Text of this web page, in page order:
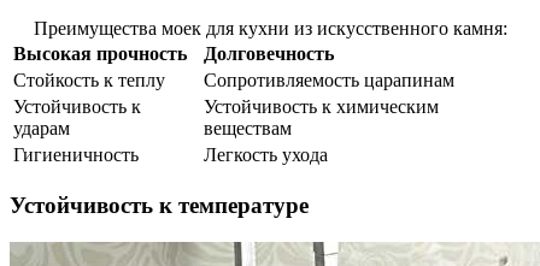
Преимущества моек для кухни из искусственного камня:
Высокая прочность
Долговечность
Стойкость к теплу
Сопротивляемость царапинам
Устойчивость к
ударам
Устойчивость к химическим
веществам
Гигиеничность
Легкость ухода
Устойчивость к температуре